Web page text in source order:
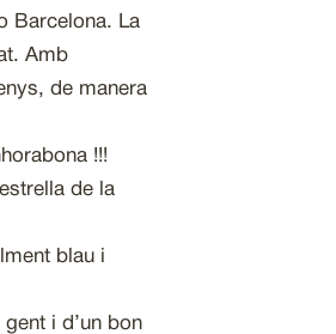
Barcelona. La
Amb
de manera
!!!
de la
blau i
i d’un bon